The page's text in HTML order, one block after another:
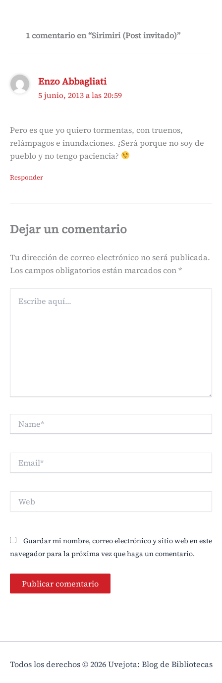
1 comentario en “Sirimiri (Post invitado)”
Enzo Abbagliati
5 junio, 2013 a las 20:59
Pero es que yo quiero tormentas, con truenos,
relámpagos e inundaciones. ¿Será porque no soy de
pueblo y no tengo paciencia?
Responder
Dejar un comentario
Tu dirección de correo electrónico no será publicada.
Los campos obligatorios están marcados con*
aquí...
Guardar mi nombre, correo electrónico y sitio web en este
navegador para la próxima vez que haga un comentario.
Todos los derechos © 2026 Uvejota: Blog de Bibliotecas